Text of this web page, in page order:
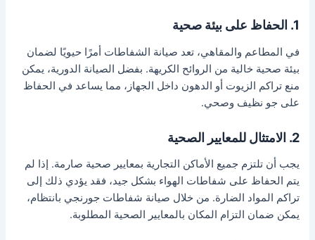
1. الحفاظ على بيئة صحية
في المطاعم والمقاهي، تعد صيانة الشفاطات أمرًا حيويًا لضمان
بيئة صحية خالية من الروائح الكريهة. بفضل الصيانة الدورية، يمكن
منع تراكم الزيوت أو الدهون داخل الجهاز، مما يساعد في الحفاظ
على جو نظيف وصحي.
2. الامتثال للمعايير الصحية
يجب أن تلتزم جميع الأماكن التجارية بمعايير صحية صارمة. إذا لم
يتم الحفاظ على شفاطات الهواء بشكل جيد، فقد يؤدي ذلك إلى
تراكم المواد الضارة. من خلال صيانة شفاطات جورنجي بانتظام،
يمكن ضمان التزام المكان بالمعايير الصحية المطلوبة.